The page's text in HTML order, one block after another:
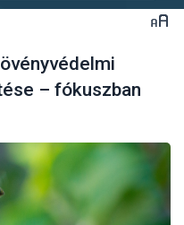
– fókuszban